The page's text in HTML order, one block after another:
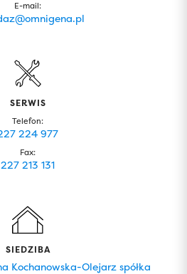
E-mail:
SERWIS
Telefon:
224 977
Fax:
227 213 131
SIEDZIBA
Kochanowska-Olejarz spółka